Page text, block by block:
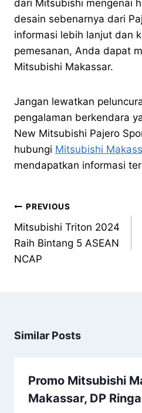
dari Mitsubishi mengenai
desain sebenarnya dari
informasi lebih lanjut dan
pemesanan, Anda dapat
Mitsubishi Makassar.
Jangan lewatkan
pengalaman berkendara
New Mitsubishi Pajero
hubungi Mitsubishi
mendapatkan informasi
PREVIOUS
Mitsubishi Triton 2024
Raih Bintang 5 ASEAN
NCAP
Similar Posts
Promo Mitsubishi
Makassar, DP